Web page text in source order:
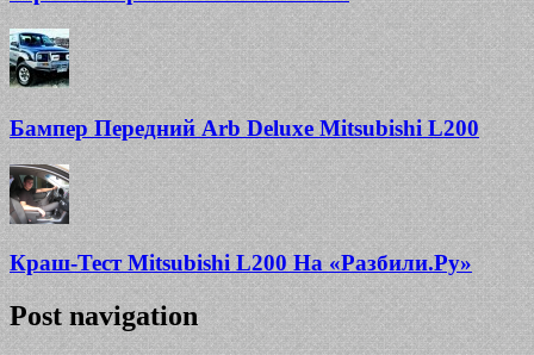
Бампер Передний Arb Deluxe Mitsubishi L200
Краш-Тест Mitsubishi L200 На «Разбили.Ру»
Post navigation